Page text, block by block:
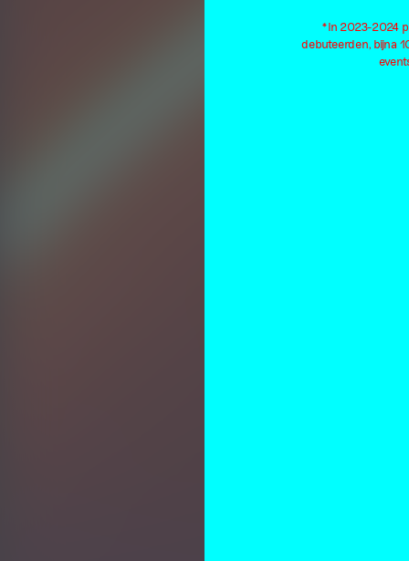
*In 2023-2024
debuteerden, bijna